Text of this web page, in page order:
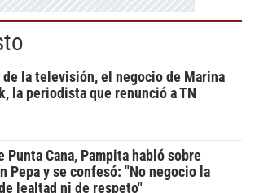
de la televisión, el negocio de Marina
la periodista que renunció a TN
Punta Cana, Pampita habló sobre
Pepa y se confesó: "No negocio la
lealtad ni de respeto"